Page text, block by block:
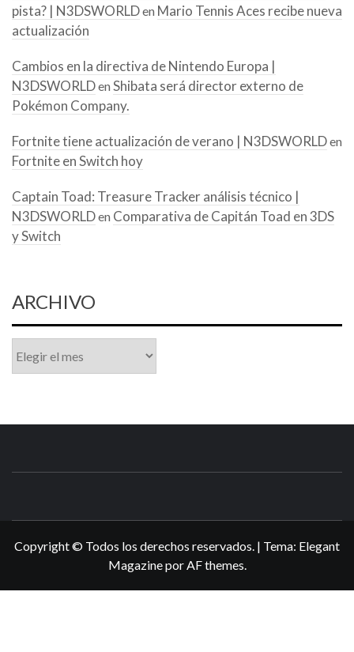
pista? | N3DSWORLDen Mario Tennis Aces recibe nueva
actualización
Cambios en la directiva de Nintendo Europa |
N3DSWORLDen Shibata será director externo de
Pokémon Company.
Fortnite tiene actualización de verano | N3DSWORLDen
Fortnite en Switch hoy
Captain Toad: Treasure Tracker análisis técnico |
N3DSWORLDen Comparativa de Capitán Toad en 3DS
y Switch
ARCHIVO
Copyright © Todos los derechos reservados. | Tema: Elegant
MagazineporAF themes.